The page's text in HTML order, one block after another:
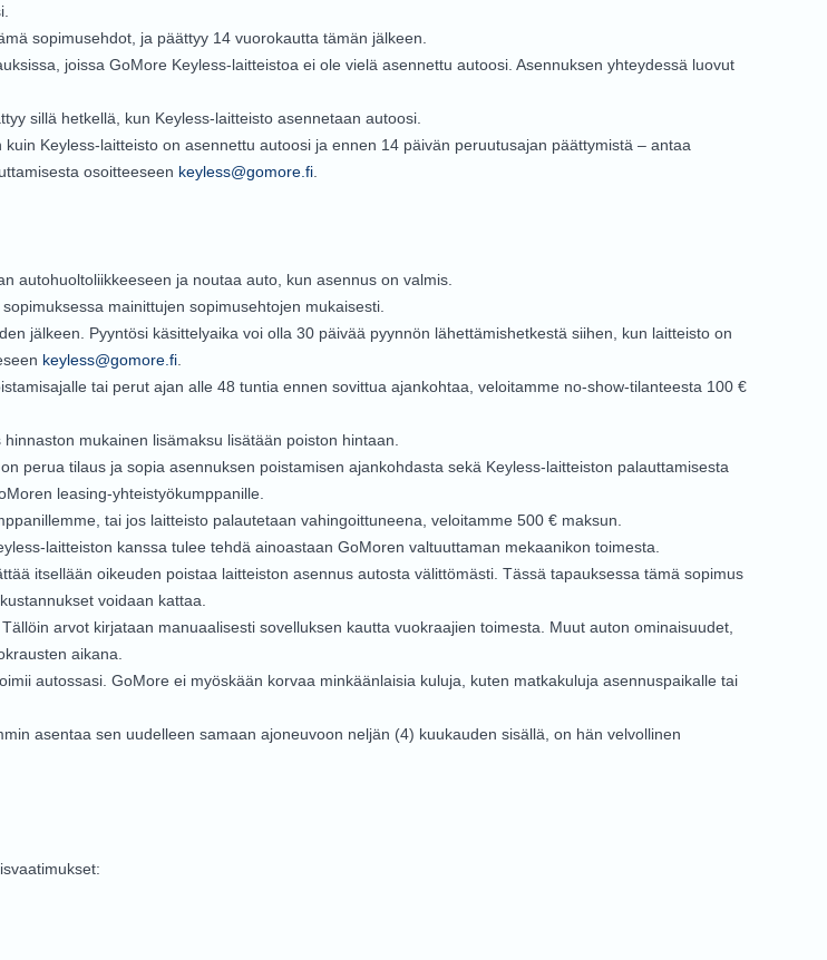
sopimusehdot, ja päättyy 14 vuorokautta tämän jälkeen.
joissa GoMore Keyless-laitteistoa ei ole vielä asennettu autoosi. Asennuksen yhteydessä luovut
sillä hetkellä, kun Keyless-laitteisto asennetaan autoosi.
Keyless-laitteisto on asennettu autoosi ja ennen 14 päivän peruutusajan päättymistä – antaa
osoitteeseen keyless@gomore.fi
autohuoltoliikkeeseen ja noutaa auto, kun asennus on valmis.
mainittujen sopimusehtojen mukaisesti.
jälkeen. Pyyntösi käsittelyaika voi olla 30 päivää pyynnön lähettämishetkestä siihen, kun laitteisto on
keyless@gomore.fi
tai perut ajan alle 48 tuntia ennen sovittua ajankohtaa, veloitamme no-show-tilanteesta 100 €
mukainen lisämaksu lisätään poiston hintaan.
perua tilaus ja sopia asennuksen poistamisen ajankohdasta sekä Keyless-laitteiston palauttamisesta
leasing-yhteistyökumppanille.
tai jos laitteisto palautetaan vahingoittuneena, veloitamme 500 € maksun.
laitteiston kanssa tulee tehdä ainoastaan GoMoren valtuuttaman mekaanikon toimesta.
itsellään oikeuden poistaa laitteiston asennus autosta välittömästi. Tässä tapauksessa tämä sopimus
voidaan kattaa.
arvot kirjataan manuaalisesti sovelluksen kautta vuokraajien toimesta. Muut auton ominaisuudet,
aikana.
autossasi. GoMore ei myöskään korvaa minkäänlaisia kuluja, kuten matkakuluja asennuspaikalle tai
asentaa sen uudelleen samaan ajoneuvoon neljän (4) kuukauden sisällä, on hän velvollinen